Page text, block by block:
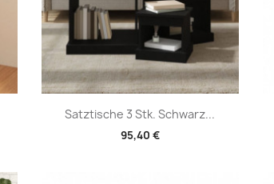
Satztische 3 Stk. Schwarz...
95,40 €
Vorschau